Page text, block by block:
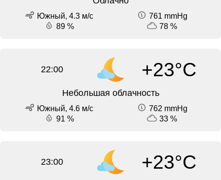
Южный, 4.3 м/с
761 mmHg
89 %
78 %
22:00 +23°C
Небольшая облачность
Южный, 4.6 м/с
762 mmHg
91 %
33 %
23:00 +23°C